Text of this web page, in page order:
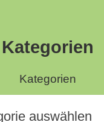
Kategorien
Kategorien